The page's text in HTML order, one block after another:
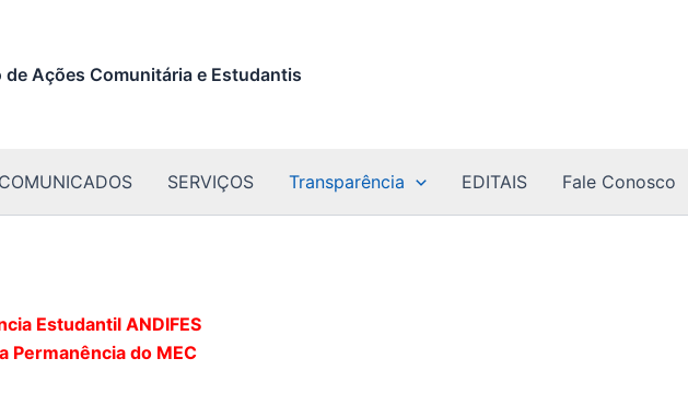
de Ações Comunitária e Estudantis
COMUNICADOS SERVIÇOS Transparência EDITAIS Fale Conosco
Estudantil ANDIFES
Permanência do MEC